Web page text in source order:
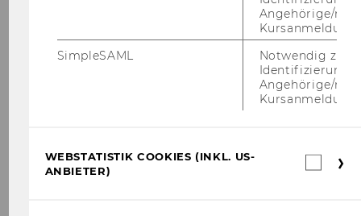
Angehörige/r für
Kursanmeldung.
SimpleSAML
Notwendig zur
Identifizierung
Angehörige/r für
Kursanmeldung.
WEBSTATISTIK COOKIES (INKL. US-
ANBIETER)